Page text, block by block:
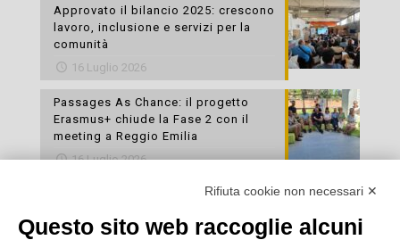
Approvato il bilancio 2025: crescono
lavoro, inclusione e servizi per la
comunità
16 Luglio 2026
Passages As Chance: il progetto
Erasmus+ chiude la Fase 2 con il
meeting a Reggio Emilia
16 Luglio 2026
Esami di laboratorio preventivi
cura della propria salute
Rifiuta cookie non necessari ✕
Questo sito web raccoglie alcuni